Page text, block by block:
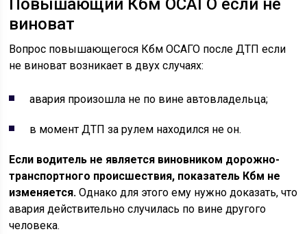
Повышающий Кбм ОСАГО если не
виноват
Вопрос повышающегося Кбм ОСАГО после ДТП если
не виноват возникает в двух случаях:
авария произошла не по вине автовладельца;
в момент ДТП за рулем находился не он.
Если водитель не является виновником дорожно-
транспортного происшествия, показатель Кбм не
изменяется. Однако для этого ему нужно доказать, что
авария действительно случилась по вине другого
человека.